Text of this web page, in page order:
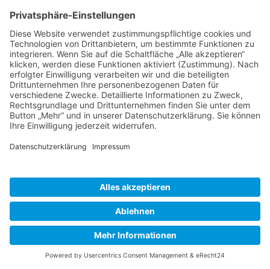
Dadurch kann beim Besuch dieser Web­site über das
Plu­g­in eine direk­te Verbindung zwis­chen Ihrem
Brows­er und dem Spo­ti­fy-Serv­er hergestellt wer­den.
Spo­ti­fy erhält dadurch die Infor­ma­tion, dass Sie mit
Ihrer IP-Adresse diese Web­site besucht haben.
Wenn Sie den Spo­ti­fy But­ton anklick­en, während
Sie in Ihrem Spo­ti­fy-Account ein­gel­og­gt sind, kön­
nen Sie die Inhalte dieser Web­site auf Ihrem Spo­ti­fy
Pro­fil ver­linken. Dadurch kann Spo­ti­fy den Besuch
Wir weisen darauf hin, dass bei der Nutzung von
Spo­ti­fy Cook­ies von Google Ana­lyt­ics einge­set­zt
wer­den, sodass Ihre Nutzungs­dat­en bei der Nutzung
von Spo­ti­fy auch an Google weit­ergegeben wer­den
kön­nen. Google Ana­lyt­ics ist ein Tool des Google-